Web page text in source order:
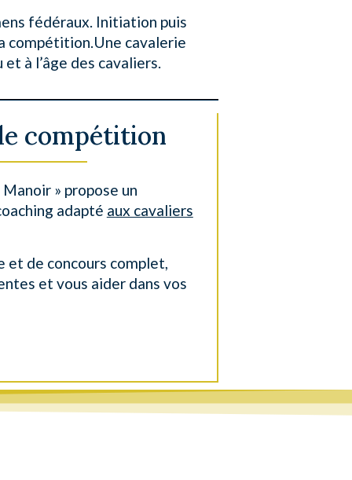
fédéraux. Initiation puis
compétition.Une cavalerie
à l’âge des cavaliers.
compétition
» propose un
adapté aux cavaliers
et de concours complet,
et vous aider dans vos